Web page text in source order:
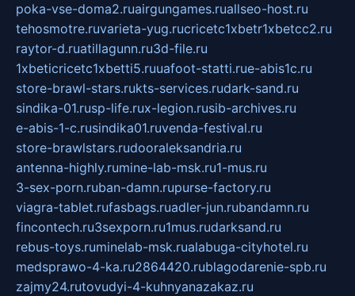
poka-vse-doma2.ruairgungames.ruallseo-host.ru
tehosmotre.ruvarieta-yug.rucricetc1xbetr1xbetcc2.ru
raytor-d.ruatillagunn.ru3d-file.ru
1xbeticricetc1xbetti5.ruuafoot-statti.rue-abis1c.ru
store-brawl-stars.rukts-services.rudark-sand.ru
sindika-01.rusp-life.rux-legion.rusib-archives.ru
e-abis-1-c.rusindika01.ruvenda-festival.ru
store-brawlstars.rudooraleksandria.ru
antenna-highly.rumine-lab-msk.ru1-mus.ru
3-sex-porn.ruban-damn.rupurse-factory.ru
viagra-tablet.rufasbags.ruadler-jun.rubandamn.ru
fincontech.ru3sexporn.ru1mus.rudarksand.ru
rebus-toys.ruminelab-msk.rualabuga-cityhotel.ru
medsprawo-4-ka.ru2864420.rublagodarenie-spb.ru
zajmy24.rutovudyi-4-kuhnyanazakaz.ru